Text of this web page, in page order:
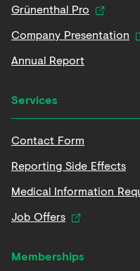
Grünenthal Pro
Company Presentation
Annual Report
Services
Contact Form
Reporting Side Effects
Medical Information
Job Offers
Memberships